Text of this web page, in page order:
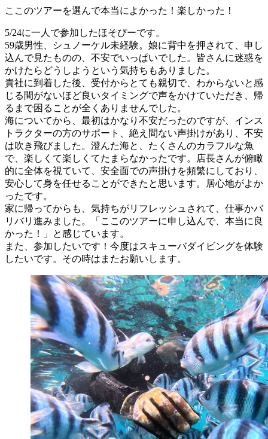
ここのツアーを選んで本当によかった！楽しかった！
5/24に一人で参加したほそぴーです。
59歳男性、シュノーケル未経験。娘に背中を押されて、申し
込んで見たものの、不安でいっぱいでした。皆さんに迷惑を
かけたらどうしようという気持ちもありました。
貴社に到着した後、受付からとても親切で、わからないと感
じる間がないほど良いタイミングで声をかけていただき、帰
るまで困ることが全くありませんでした。
海についてから、最初はかなり不安だったのですが、インス
トラクターの方のサポート、絶え間ない声掛けがあり、不安
は吹き飛びました。澄んた海と、たくさんのカラフルな魚
で、楽しくて楽しくてたまらなかったです。店長さんが俯瞰
的に全体を視ていて、安全面での声掛けを頻繁にしており、
安心して身を任せることができたと思います。居心地がよか
ったです。
家に帰ってからも、気持ちがリフレッシュされて、仕事かバ
リバリ進みました。「ここのツアーに申し込んで、本当に良
かった！」と感じています。
また、参加したいです！今度はスキューバダイビングを体験
したいです。その時はまたお願いします。